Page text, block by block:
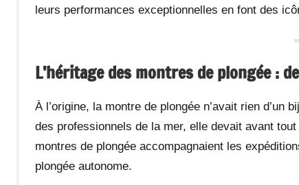
leurs performances exceptionnelles en font des
L’héritage des montres de plongée :
À l’origine, la montre de plongée n’avait rien d’un
des professionnels de la mer, elle devait avant
montres de plongée accompagnaient les
plongée autonome.